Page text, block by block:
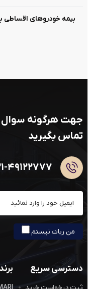
بیمه خودروهای
جهت هرگونه سوال ،
تماس بگیرید
۰۲۱-
من ربات نیستم
دسترسی سریع